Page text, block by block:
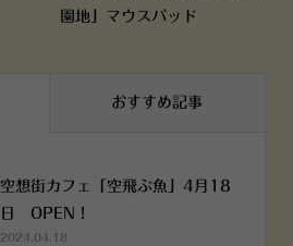
園地」マウスパッド
おすすめ記事
空想街カフェ「空飛ぶ魚」4月18
日 OPEN！
2024.04.18